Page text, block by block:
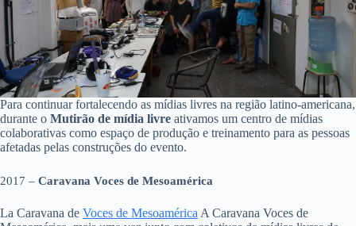
Para continuar fortalecendo as mídias livres na região latino-americana,
durante o Mutirão de mídia livre ativamos um centro de mídias
colaborativas como espaço de produção e treinamento para as pessoas
afetadas pelas construções do evento.
2017 – Caravana Voces de Mesoamérica
La Caravana de Voces de Mesoamérica A Caravana Voces de